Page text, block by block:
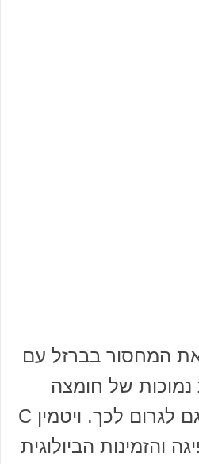
המחסור בברזל עם
נמוכות של חומצה
אסקורבית עלולות גם לגרום לכך. ויטמין C
והזמינות הביולוגית